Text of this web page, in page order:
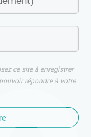
ce site à enregistrer
répondre à votre